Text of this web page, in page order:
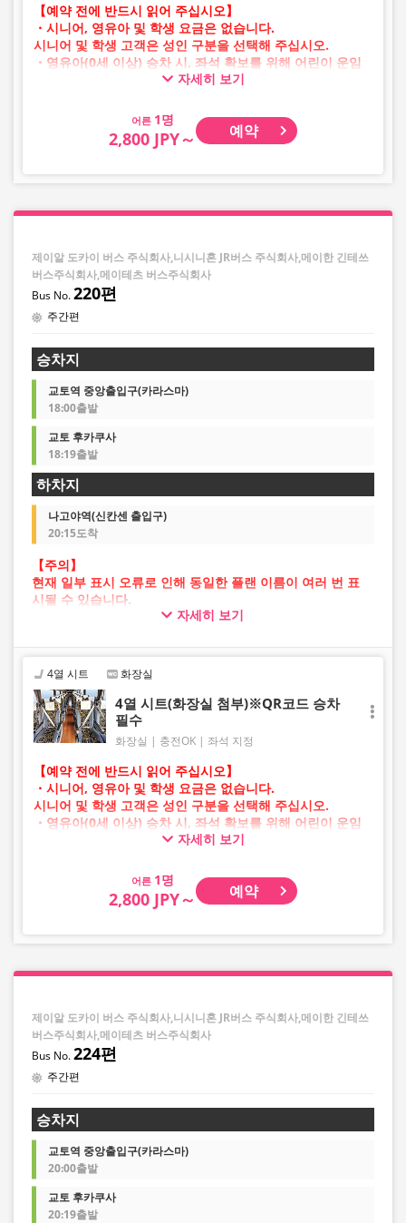
【예약 전에 반드시 읽어 주십시오】
・시니어, 영유아 및 학생 요금은 없습니다.
시니어 및 학생 고객은 성인 구분을 선택해 주십시오.
・영유아(0세 이상) 승차 시, 좌석 확보를 위해 어린이 운임
・AM 1시~5시 사이에는 시스템 점검으로 인해 예약이 불가
매 가격을 확인한 후 예약해 주십시오.
자세히 보기
어른
2,800 JPY～ 예약
제이알 도카이 버스 주식회사,니시니혼 JR버스 주식회사,메이한 긴테쓰
버스주식회사,메이테츠 버스주식회사
220편
주간편
승차지
교토역 중앙출입구(카라스마)
18:00출발
교토 후카쿠사
18:19출발
하차지
나고야역(신칸센 출입구)
20:15도착
【주의】
현재 일부 표시 오류로 인해 동일한 플랜 이름이 여러 번 표
시될 수 있습니다.
이 경우 예약 진행 중 오류가 발생할 가능성이 있습니다.
플랜을 선택하여 예약해 주시기 바랍니다.
자세히 보기
4열 시트 화장실
4열 시트(화장실 첨부)※QR코드 승차
필수
화장실 충전OK 좌석 지정
【예약 전에 반드시 읽어 주십시오】
・시니어, 영유아 및 학생 요금은 없습니다.
시니어 및 학생 고객은 성인 구분을 선택해 주십시오.
・영유아(0세 이상) 승차 시, 좌석 확보를 위해 어린이 운임
・AM 1시~5시 사이에는 시스템 점검으로 인해 예약이 불가
매 가격을 확인한 후 예약해 주십시오.
자세히 보기
어른
2,800 JPY～ 예약
제이알 도카이 버스 주식회사,니시니혼 JR버스 주식회사,메이한 긴테쓰
버스주식회사,메이테츠 버스주식회사
224편
주간편
승차지
교토역 중앙출입구(카라스마)
20:00출발
교토 후카쿠사
20:19출발